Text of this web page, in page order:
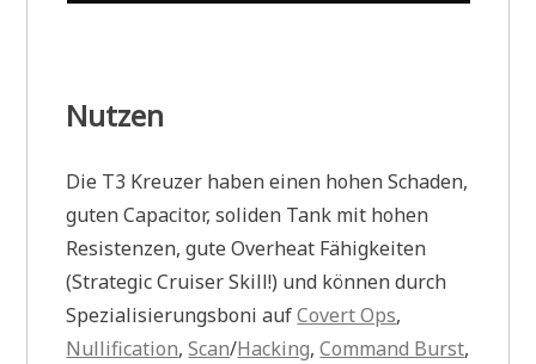
Nutzen
Die T3 Kreuzer haben einen hohen Schaden,
guten Capacitor, soliden Tank mit hohen
Resistenzen, gute Overheat Fähigkeiten
(Strategic Cruiser Skill!) und können durch
Spezialisierungsboni aufCovert Ops,
Nullification,Scan/Hacking,Command Burst,